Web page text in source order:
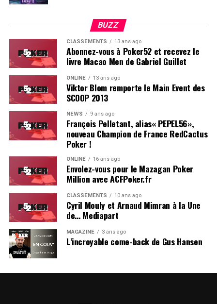
Soleau à gauche, sorti par Logghe au centre
BUZZ
CLASSEMENTS 13 ans ago
Abonnez-vous à Poker52 et recevez le
livre Macao Men de Gabriel Guillet
ONLINE 13 ans ago
Viktor Blom remporte le Main Event des
SCOOP 2013
NEWS 9 ans ago
François Pelletant, alias« PEPEL56»,
nouveau Champion de France RedCactus
Poker !
ONLINE 16 ans ago
Envolez-vous pour le Mazagan Poker
Million avec ACFPoker.fr
CLASSEMENTS 10 ans ago
Cyril Mouly et Arnaud Mimran à la Une
de… Mediapart
MAGAZINE 3 ans ago
L’incroyable come-back de Gus Hansen